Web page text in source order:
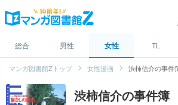
総合 男性 女性 TL
マンガ図書館Zトップ 女性漫画 渋柿信介の事件
渋柿信介の事件簿